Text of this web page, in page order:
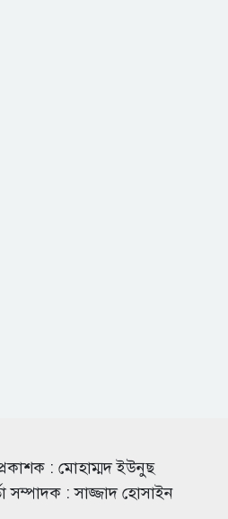
: মোহাম্মদ ইউনুছ
সম্পাদক : সাজ্জাদ হোসাইন